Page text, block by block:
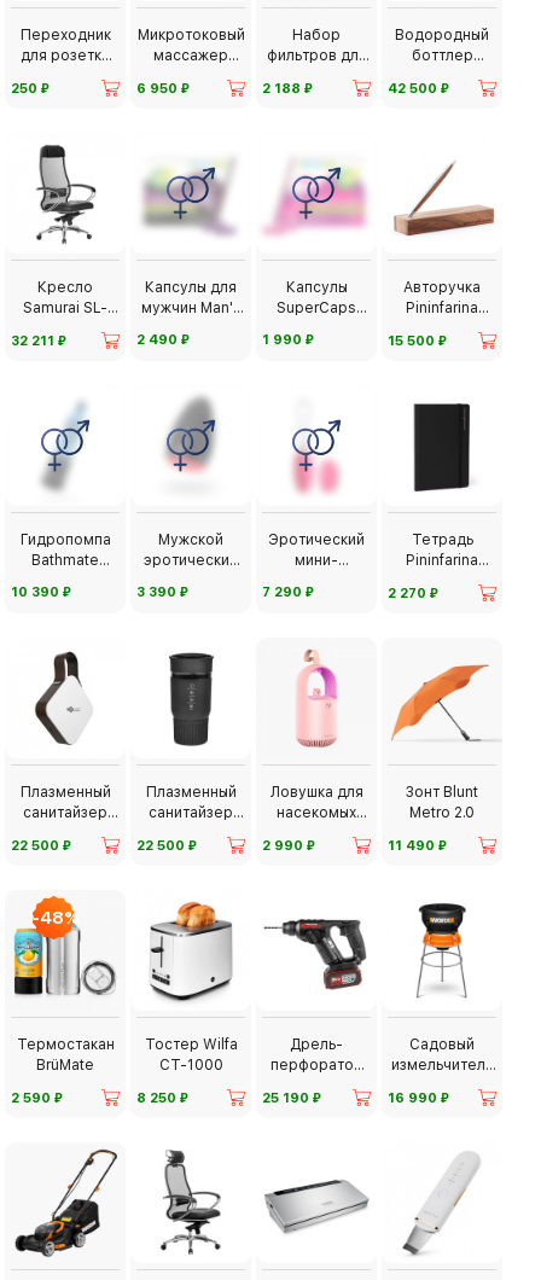
Переходник
для розетки
250 ⃏
Микротоковый
массажер
Olzori D-Lift
6 950 ⃏
Набор
фильтров для
поилок Petkit
Eversweet
2 188 ⃏
Водородный
боттлер
42 500 ⃏
Кресло
Samurai SL-
32 211 ⃏
Капсулы для
мужчин Man's
2 490 ⃏
Капсулы
SuperCaps
1 990 ⃏
Авторучка
Pininfarina
Shiny Chrome
15 500 ⃏
Гидропомпа
Bathmate
10 390 ⃏
Мужской
эротический
Erotist Lava
3 390 ⃏
Эротический
мини-
Svakom Elva
7 290 ⃏
Тетрадь
Pininfarina
Stone paper
2 270 ⃏
Плазменный
санитайзер
22 500 ⃏
Плазменный
санитайзер
22 500 ⃏
Ловушка для
насекомых
Lovable Bear
2 990 ⃏
Зонт Blunt
Metro 2.0
11 490 ⃏
-48%
Термостакан
BrüMate
2 590 ⃏
Тостер Wilfa
CT-1000
8 250 ⃏
Дрель-
перфоратор
KU381
25 190 ⃏
Садовый
измельчитель
16 990 ⃏